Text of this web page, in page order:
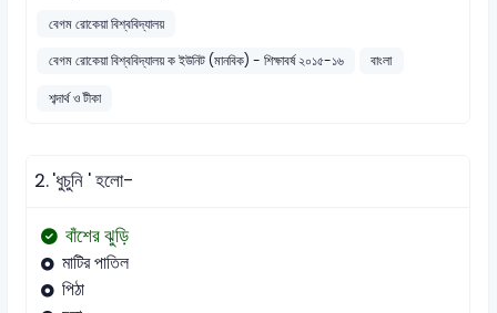
বেগম রোকেয়া বিশ্ববিদ্যালয়
বেগম রোকেয়া বিশ্ববিদ্যালয় ক ইউনিট (মানবিক) - শিক্ষাবর্ষ ২০১৫-১৬
বাংলা
শব্দার্থ ও টীকা
2.'ধুচুনি ' হলো-
বাঁশের ঝুড়ি
মাটির পাতিল
পিঠা